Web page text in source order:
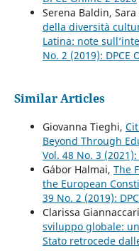
Serena Baldin, Sara
della diversità
Latina: note
No. 2 (2019): DPCE
Similar Articles
Giovanna Tieghi,
Beyond Through
Vol. 48 No. 3
Gábor Halmai, The
the European
39 No. 2 (2019):
Clarissa
sviluppo globale:
Stato retrocede